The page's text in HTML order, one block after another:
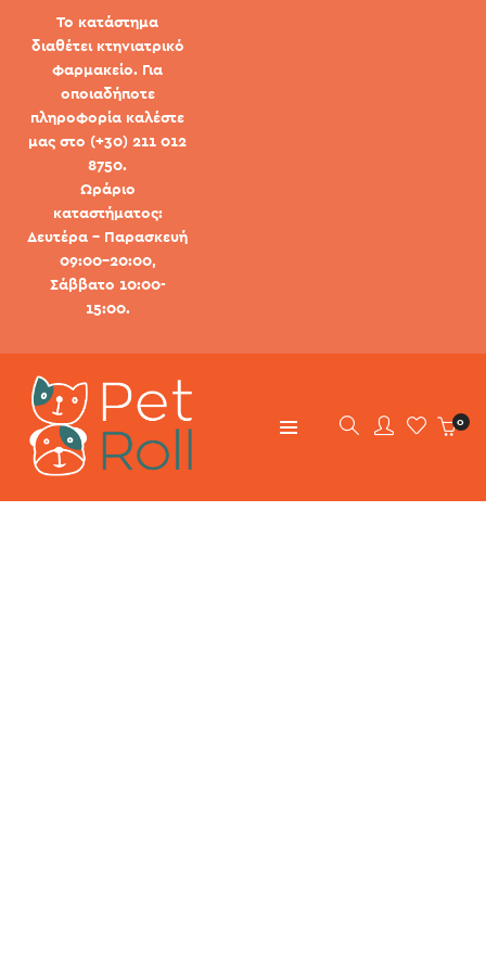
Το κατάστημα
διαθέτει κτηνιατρικό
φαρμακείο. Για
οποιαδήποτε
πληροφορία καλέστε
μας στο (+30) 211 012
8750.
Ωράριο
καταστήματος:
Δευτέρα - Παρασκευή
09:00-20:00,
Σάββατο 10:00-
15:00.
0